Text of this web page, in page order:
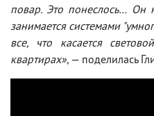
повар. Это понеслось…
занимается системами
все, что касается
квартирах», — поделилась